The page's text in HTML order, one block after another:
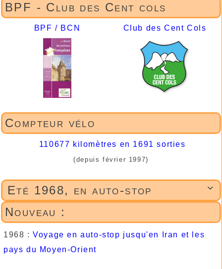
BPF - Club des Cent cols
BPF / BCN Club des Cent Cols
Compteur vélo
110677 kilomètres en 1691 sorties
(depuis février 1997)

Eté 1968, en auto-stop
Nouveau :
1968 :Voyage en auto-stop jusqu'en Iran et les
pays du Moyen-Orient